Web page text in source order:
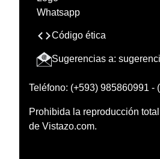
Código ética
Sugerencias a:
Teléfono: (+593) 985860991 -
Prohibida la reproducción
de Vistazo.com.